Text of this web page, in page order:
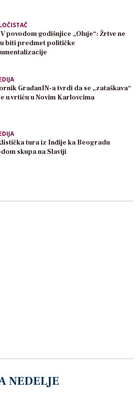
povodom godišnjice „Oluje“: Žrtve ne
biti predmet političke
GrađanIN-a tvrdi da se „zataškava“
u vrtiću u Novim Karlovcima
tura iz Inđije ka Beogradu
skupa na Slaviji
NEDELJE